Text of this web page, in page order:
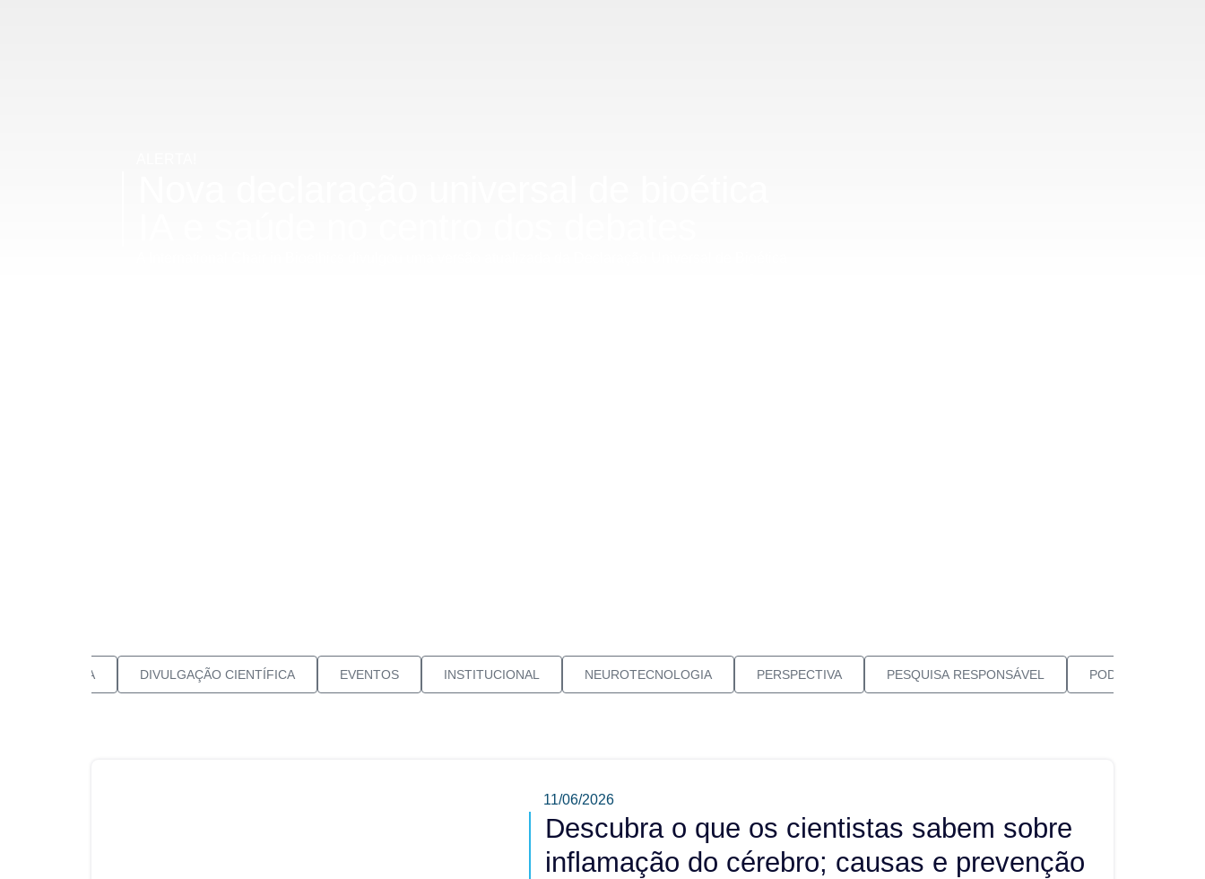
CLÍNICA DIVULGAÇÃO CIENTÍFICA EVENTOS INSTITUCIONAL NEUROTECNOLOGIA PERSPECTIVA PESQUISA RESPONSÁVEL PODCAST
11/06/2026
Descubra o que os cientistas sabem sobre
inflamação do cérebro; causas e prevenção